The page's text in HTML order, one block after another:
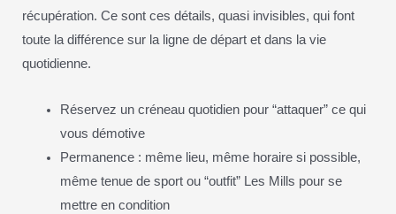
récupération. Ce sont ces détails, quasi invisibles, qui font
toute la différence sur la ligne de départ et dans la vie
quotidienne.
Réservez un créneau quotidien pour “attaquer” ce qui
vous démotive
Permanence : même lieu, même horaire si possible,
même tenue de sport ou “outfit” Les Mills pour se
mettre en condition